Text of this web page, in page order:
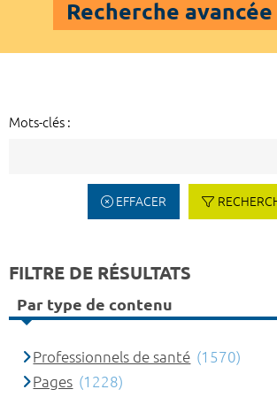
Recherche avancée
Mots-clés :
EFFACER
FILTRE DE RÉSULTATS
Par type de contenu
Professionnels de santé (1570)
Pages (1228)